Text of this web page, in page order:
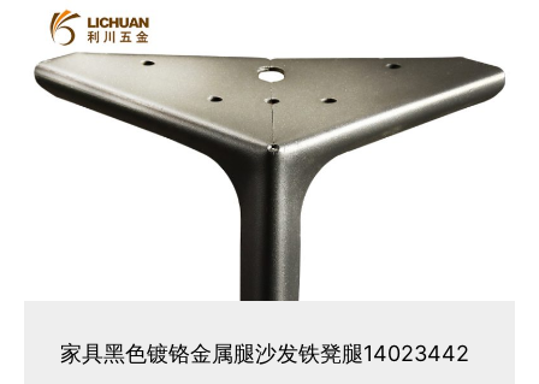
家具黑色镀铬金属腿沙发铁凳腿14023442